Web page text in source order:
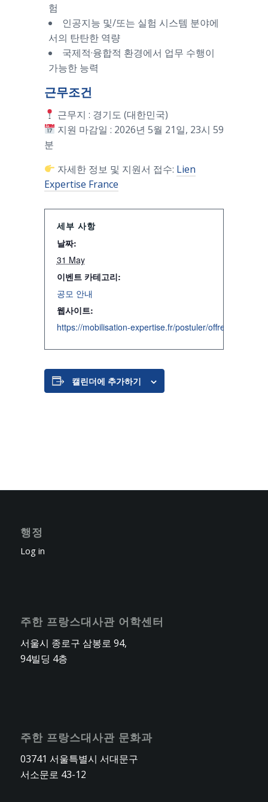
험
인공지능 및/또는 실험 시스템 분야에
서의 탄탄한 역량
국제적·융합적 환경에서 업무 수행이
가능한 능력
근무조건
근무지 : 경기도 (대한민국)
지원 마감일 : 2026년 5월 21일, 23시 59
분
자세한 정보 및 지원서 접수: Lien
Expertise France
세부 사항
날짜:
31 May
이벤트 카테고리:
공모 안내
웹사이트:
https://mobilisation-expertise.fr/postuler/offres-de-
캘린더에 추가하기
행정
Log in
주한 프랑스대사관 어학센터
서울시 종로구 삼봉로 94,
94빌딩 4층
주한 프랑스대사관 문화과
03741 서울특별시 서대문구
서소문로 43-12